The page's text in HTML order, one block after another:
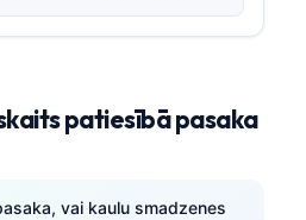
patiesībā pasaka
vai kaulu smadzenes